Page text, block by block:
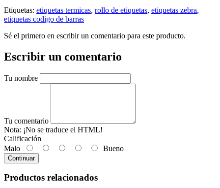
Etiquetas: etiquetas termicas, rollo de etiquetas, etiquetas zebra,
etiquetas codigo de barras
Sé el primero en escribir un comentario para este producto.
Escribir un comentario
Tu nombre
Tu comentario
Nota: ¡No se traduce el HTML!
Calificación
Malo
Bueno
Continuar
Productos relacionados